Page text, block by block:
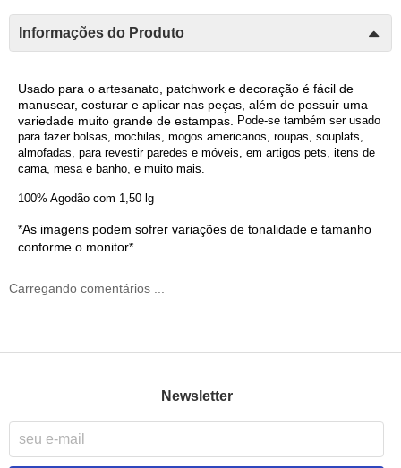
Informações do Produto
Usado para o artesanato , patchwork e decoração é fácil de
manusear, costurar e aplicar nas peças, além de possuir uma
variedade muito grande de estampas
Pode-se também ser usado
para fazer bolsas, mochilas, mogos americanos, roupas, souplats,
almofadas, para revestir paredes e móveis, em artigos pets, itens de
cama, mesa e banho, e muito mais.
100% Agodão com 1,50 lg
*As imagens podem sofrer variações de tonalidade e tamanho
conforme o monitor*
Carregando comentários ...
Newsletter